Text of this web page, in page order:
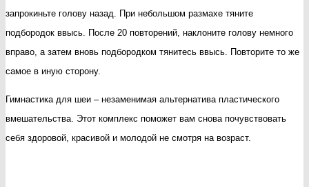
запрокиньте голову назад. При небольшом размахе тяните
подбородок ввысь. После 20 повторений, наклоните голову немного
вправо, а затем вновь подбородком тянитесь ввысь. Повторите то же
самое в иную сторону.
Гимнастика для шеи – незаменимая альтернатива пластического
вмешательства. Этот комплекс поможет вам снова почувствовать
себя здоровой, красивой и молодой не смотря на возраст.